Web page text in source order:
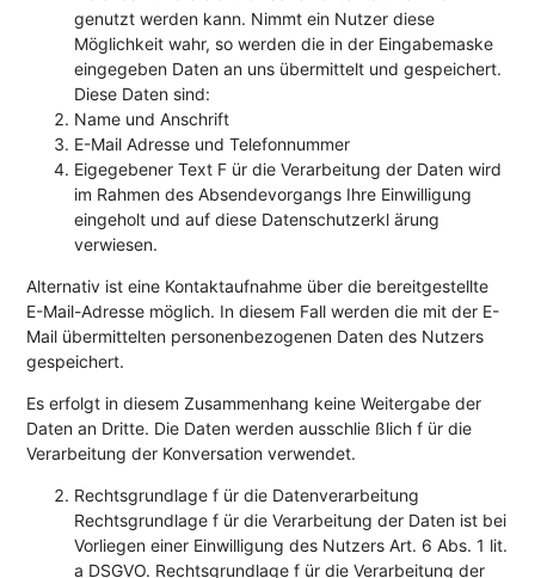
genutzt werden kann. Nimmt ein Nutzer diese
Möglichkeit wahr, so werden die in der Eingabemaske
eingegeben Daten an uns übermittelt und gespeichert.
Diese Daten sind:
Name und Anschrift
E-Mail Adresse und Telefonnummer
Eigegebener Text F ür die Verarbeitung der Daten wird
im Rahmen des Absendevorgangs Ihre Einwilligung
eingeholt und auf diese Datenschutzerkl ärung
verwiesen.
Alternativ ist eine Kontaktaufnahme über die bereitgestellte
E-Mail-Adresse möglich. In diesem Fall werden die mit der E-
Mail übermittelten personenbezogenen Daten des Nutzers
gespeichert.
Es erfolgt in diesem Zusammenhang keine Weitergabe der
Daten an Dritte. Die Daten werden ausschlie ßlich f ür die
Verarbeitung der Konversation verwendet.
Rechtsgrundlage f ür die Datenverarbeitung
Rechtsgrundlage f ür die Verarbeitung der Daten ist bei
Vorliegen einer Einwilligung des Nutzers Art. 6 Abs. 1 lit.
a DSGVO. Rechtsgrundlage f ür die Verarbeitung der